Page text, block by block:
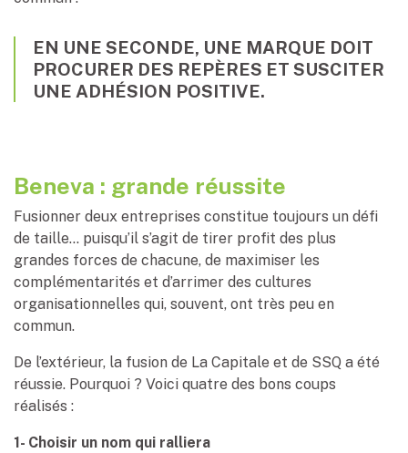
EN UNE SECONDE, UNE MARQUE DOIT
PROCURER DES REPÈRES ET SUSCITER
UNE ADHÉSION POSITIVE.
Beneva : grande réussite
Fusionner deux entreprises constitue toujours un défi
de taille… puisqu’il s’agit de tirer profit des plus
grandes forces de chacune, de maximiser les
complémentarités et d’arrimer des cultures
organisationnelles qui, souvent, ont très peu en
commun.
De l’extérieur, la fusion de La Capitale et de SSQ a été
réussie. Pourquoi ? Voici quatre des bons coups
réalisés :
1- Choisir un nom qui ralliera